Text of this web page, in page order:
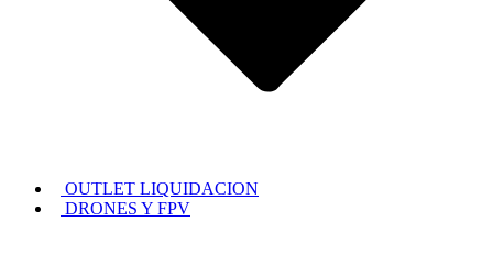
OUTLET LIQUIDACION
DRONES Y FPV